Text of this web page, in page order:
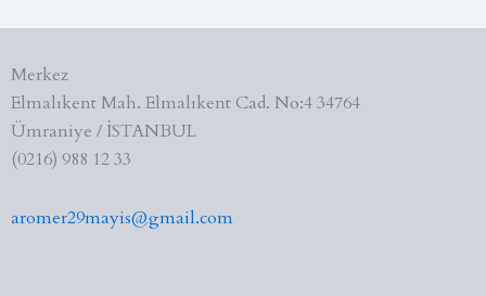
Merkez
Elmalıkent Mah. Elmalıkent Cad. No:4 34764
Ümraniye / İSTANBUL
(0216) 988 12 33
aromer29mayis@gmail.com